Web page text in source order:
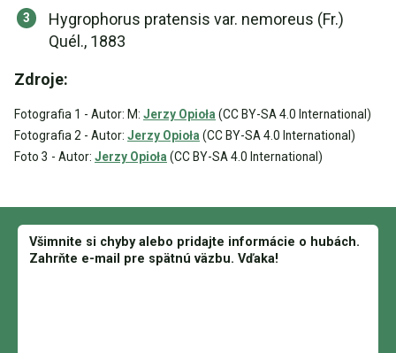
Hygrophorus pratensis var. nemoreus (Fr.)
Quél., 1883
Zdroje:
Fotografia 1 - Autor: M: Jerzy Opioła (CC BY-SA 4.0 International)
Fotografia 2 - Autor: Jerzy Opioła (CC BY-SA 4.0 International)
Foto 3 - Autor: Jerzy Opioła (CC BY-SA 4.0 International)